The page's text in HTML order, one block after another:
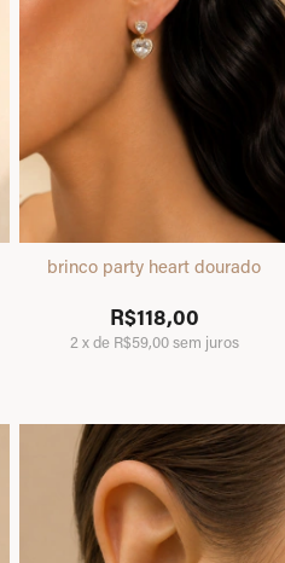
brinco party heart dourado
R$118,00
2xde R$59,00sem juros